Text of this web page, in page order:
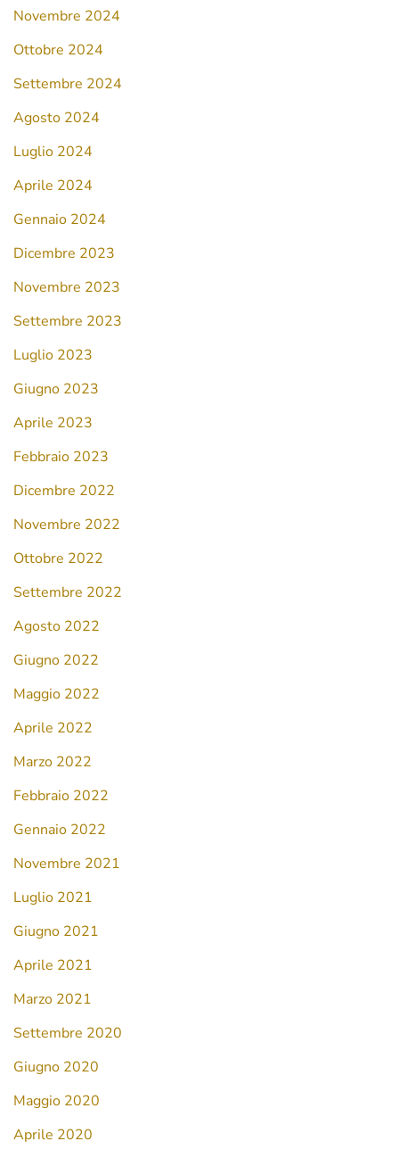
Novembre 2024
Ottobre 2024
Settembre 2024
Agosto 2024
Luglio 2024
Aprile 2024
Gennaio 2024
Dicembre 2023
Novembre 2023
Settembre 2023
Luglio 2023
Giugno 2023
Aprile 2023
Febbraio 2023
Dicembre 2022
Novembre 2022
Ottobre 2022
Settembre 2022
Agosto 2022
Giugno 2022
Maggio 2022
Aprile 2022
Marzo 2022
Febbraio 2022
Gennaio 2022
Novembre 2021
Luglio 2021
Giugno 2021
Aprile 2021
Marzo 2021
Settembre 2020
Giugno 2020
Maggio 2020
Aprile 2020